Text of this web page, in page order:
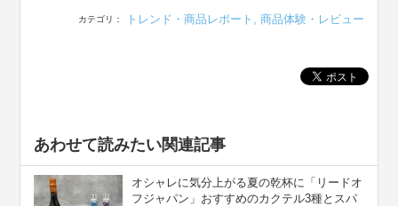
カテゴリ： トレンド・商品レポート 商品体験・レビュー
あわせて読みたい関連記事
オシャレに気分上がる夏の乾杯に「リードオ
フジャパン」おすすめのカクテル3種とスパ